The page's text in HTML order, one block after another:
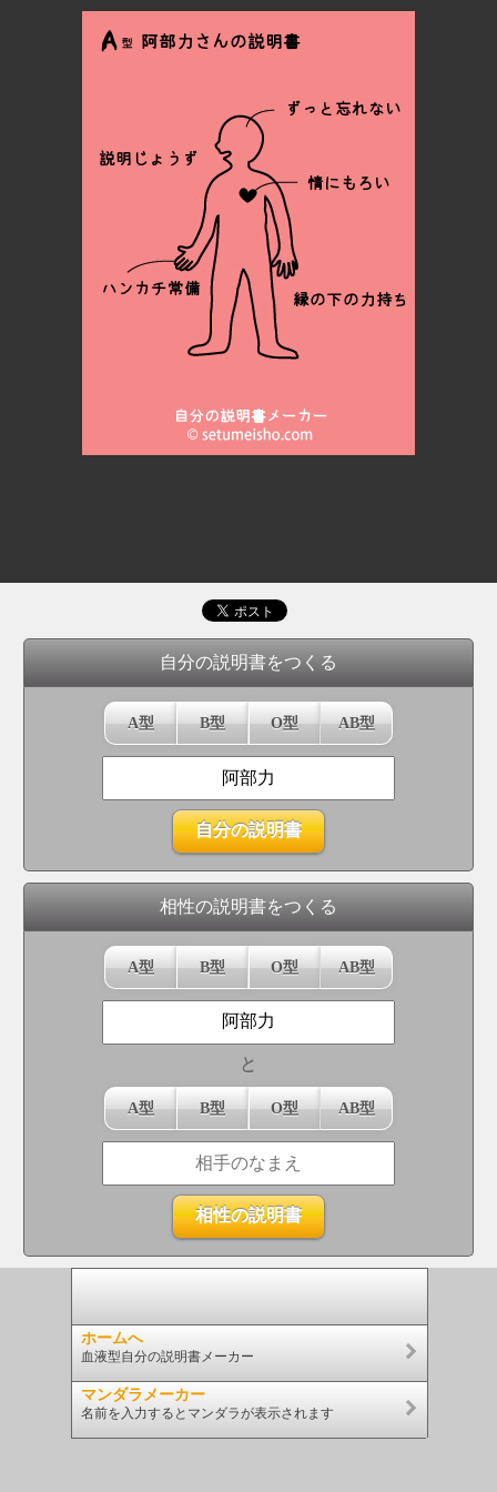
自分の説明書をつくる
A型 B型 O型 AB型
相性の説明書をつくる
A型 B型 O型 AB型
と
A型 B型 O型 AB型
ホームへ
血液型自分の説明書メーカー
マンダラメーカー
名前を入力するとマンダラが表示されます